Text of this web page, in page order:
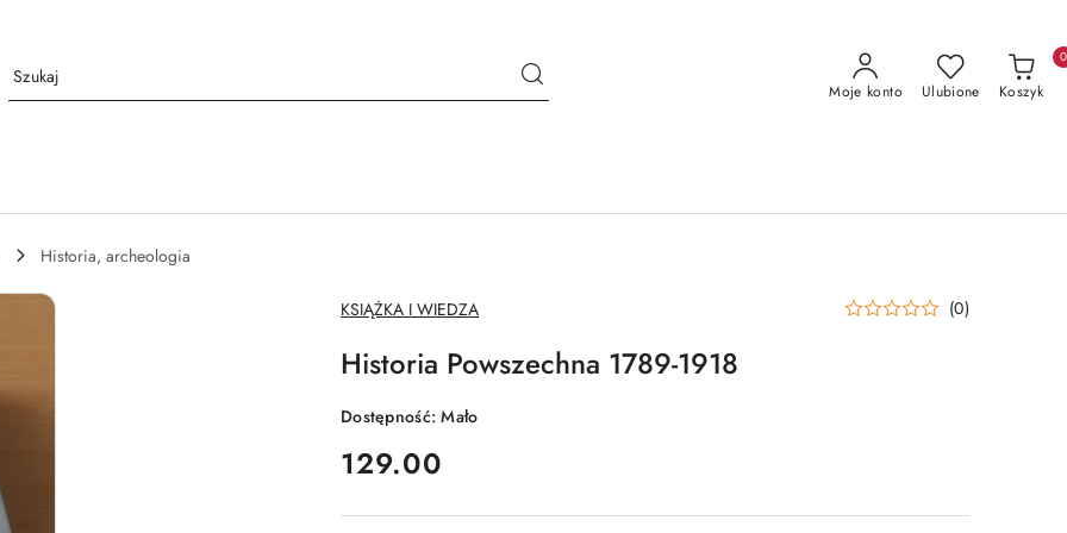
Moje konto Ulubione Koszyk
0
Historia, archeologia
NAZWA
PRODUCENTA:
KSIĄŻKA I WIEDZA (0)
Historia Powszechna 1789-1918
Dostępność:Mało
cena:
129.00